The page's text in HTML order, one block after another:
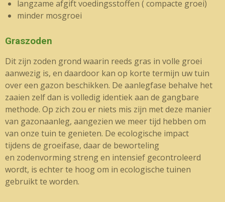
langzame afgift voedingsstoffen ( compacte groei)
minder mosgroei
Graszoden
Dit zijn zoden grond waarin reeds gras in volle groei
aanwezig is, en daardoor kan op korte termijn uw tuin
over een gazon beschikken. De aanlegfase behalve het
zaaien zelf dan is volledig identiek aan de gangbare
methode. Op zich zou er niets mis zijn met deze manier
van gazonaanleg, aangezien we meer tijd hebben om
van onze tuin te genieten. De ecologische impact
tijdens de groeifase, daar de beworteling
en zodenvorming streng en intensief gecontroleerd
wordt, is echter te hoog om in ecologische tuinen
gebruikt te worden.